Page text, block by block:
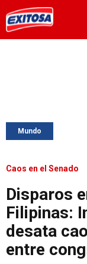
Mundo
Caos en el Senado
Disparos
Filipinas:
desata
entre